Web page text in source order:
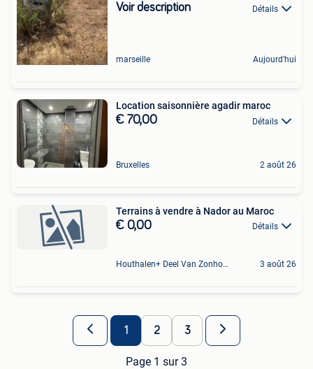
Voir description Détails
marseille Aujourd'hui
Location saisonnière agadir maroc
€ 70,00 Détails
Bruxelles 2 août 26
Terrains à vendre à Nador au Maroc
€ 0,00 Détails
Houthalen+ Deel Van Zonhoven En Zolder 3 août 26
1 2 3
Page 1 sur 3